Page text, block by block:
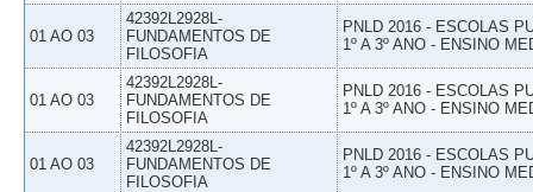
01 AO 03
42392L2928L-
FUNDAMENTOS DE
FILOSOFIA
PNLD 2016 - ESCOLAS
1º A 3º ANO - ENSINO
01 AO 03
42392L2928L-
FUNDAMENTOS DE
FILOSOFIA
PNLD 2016 - ESCOLAS
1º A 3º ANO - ENSINO
01 AO 03
42392L2928L-
FUNDAMENTOS DE
FILOSOFIA
PNLD 2016 - ESCOLAS
1º A 3º ANO - ENSINO